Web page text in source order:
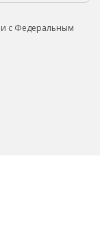
с Федеральным